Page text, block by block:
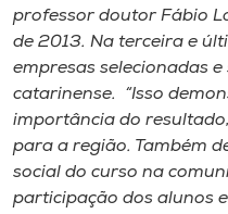
professor doutor Fábio
de 2013. Na terceira e
empresas selecionadas
catarinense. “Isso
importância do
para a região. Também
social do curso na
participação dos alunos